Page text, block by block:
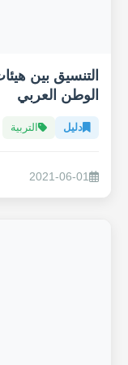
التنسيق بين
الوطن العربي
دليل التربية
2021-06-01